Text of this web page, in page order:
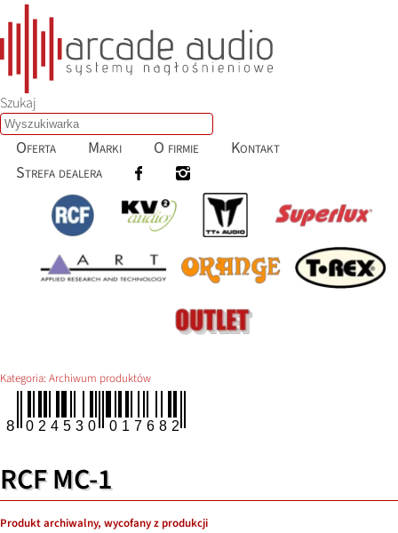
Szukaj
Oferta Marki O firmie
Kontakt
Strefa dealera
Kategoria: Archiwum produktów
RCF MC-1
Produkt archiwalny, wycofany z produkcji